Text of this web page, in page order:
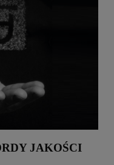
JAKOŚCI